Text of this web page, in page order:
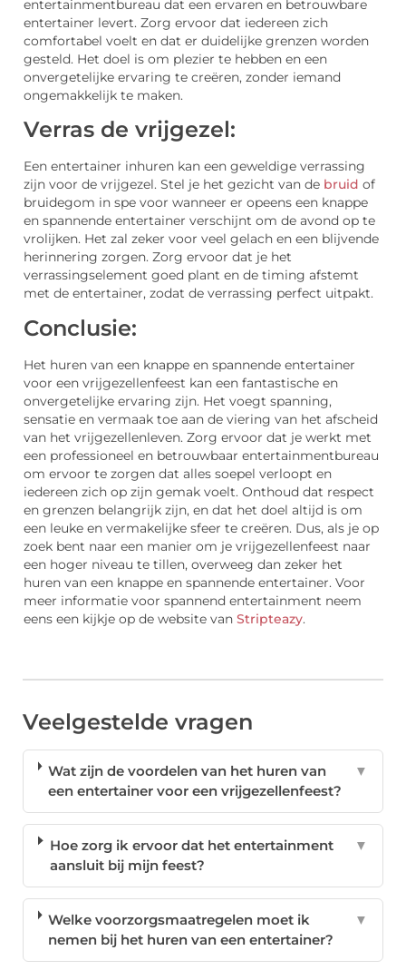
entertainmentbureau dat een ervaren en betrouwbare
entertainer levert. Zorg ervoor dat iedereen zich
comfortabel voelt en dat er duidelijke grenzen worden
gesteld. Het doel is om plezier te hebben en een
onvergetelijke ervaring te creëren, zonder iemand
ongemakkelijk te maken.
Verras de vrijgezel:
Een entertainer inhuren kan een geweldige verrassing
zijn voor de vrijgezel. Stel je het gezicht van de bruid of
bruidegom in spe voor wanneer er opeens een knappe
en spannende entertainer verschijnt om de avond op te
vrolijken. Het zal zeker voor veel gelach en een blijvende
herinnering zorgen. Zorg ervoor dat je het
verrassingselement goed plant en de timing afstemt
met de entertainer, zodat de verrassing perfect uitpakt.
Conclusie:
Het huren van een knappe en spannende entertainer
voor een vrijgezellenfeest kan een fantastische en
onvergetelijke ervaring zijn. Het voegt spanning,
sensatie en vermaak toe aan de viering van het afscheid
van het vrijgezellenleven. Zorg ervoor dat je werkt met
een professioneel en betrouwbaar entertainmentbureau
om ervoor te zorgen dat alles soepel verloopt en
iedereen zich op zijn gemak voelt. Onthoud dat respect
en grenzen belangrijk zijn, en dat het doel altijd is om
een leuke en vermakelijke sfeer te creëren. Dus, als je op
zoek bent naar een manier om je vrijgezellenfeest naar
een hoger niveau te tillen, overweeg dan zeker het
huren van een knappe en spannende entertainer. Voor
meer informatie voor spannend entertainment neem
eens een kijkje op de website van Stripteazy.
Veelgestelde vragen
Wat zijn de voordelen van het huren van
een entertainer voor een vrijgezellenfeest?
▼
Hoe zorg ik ervoor dat het entertainment
aansluit bij mijn feest?
▼
Welke voorzorgsmaatregelen moet ik
nemen bij het huren van een entertainer?
▼